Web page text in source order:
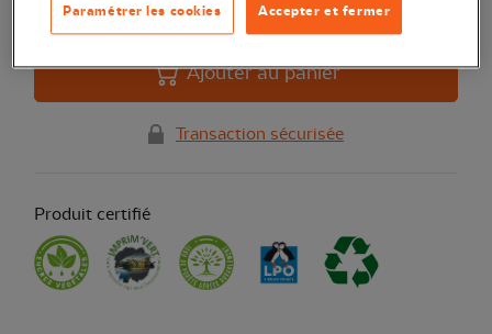
Dernières pièces en stock !
Ajouter au panier
Transaction sécurisée
Produit certifié
Accepter et fermer
Paramétrer les cookies